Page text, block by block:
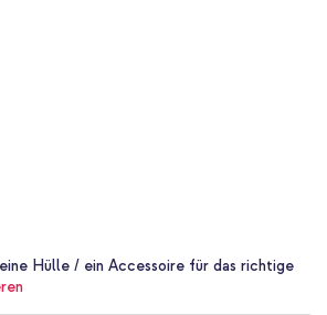
Hülle / ein Accessoire für das richtige